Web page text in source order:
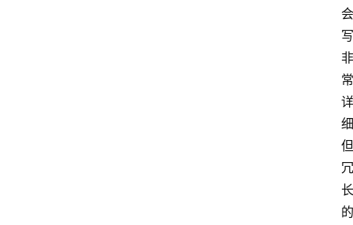
会
写
非
常
详
细
但
冗
长
的